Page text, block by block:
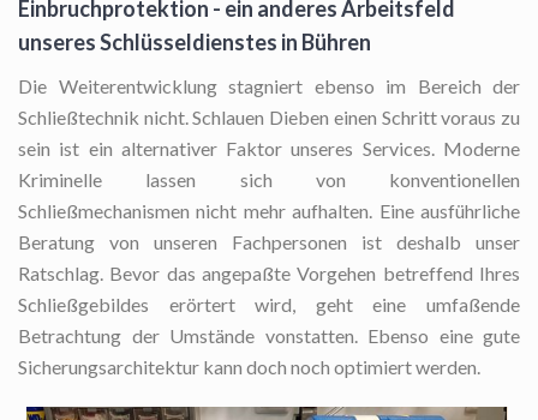
Einbruchprotektion - ein anderes Arbeitsfeld
unseres Schlüsseldienstes in Bühren
Die Weiterentwicklung stagniert ebenso im Bereich der
Schließtechnik nicht. Schlauen Dieben einen Schritt voraus zu
sein ist ein alternativer Faktor unseres Services. Moderne
Kriminelle lassen sich von konventionellen
Schließmechanismen nicht mehr aufhalten. Eine ausführliche
Beratung von unseren Fachpersonen ist deshalb unser
Ratschlag. Bevor das angepaßte Vorgehen betreffend Ihres
Schließgebildes erörtert wird, geht eine umfaßende
Betrachtung der Umstände vonstatten. Ebenso eine gute
Sicherungsarchitektur kann doch noch optimiert werden.